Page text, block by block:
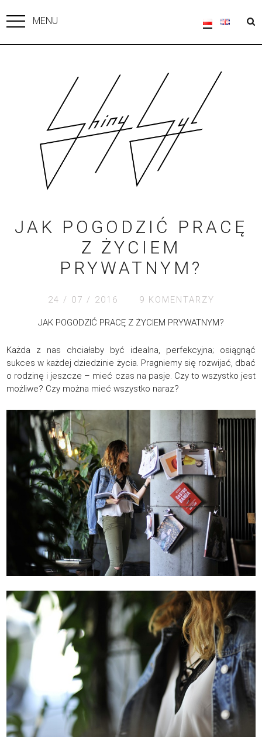
MENU
JAK POGODZIĆ PRACĘ
Z ŻYCIEM
PRYWATNYM?
24 / 07 / 2016 9 KOMENTARZY
JAK POGODZIĆ PRACĘ Z ŻYCIEM PRYWATNYM?
Każda z nas chciałaby być idealna, perfekcyjna; osiągnąć
sukces w każdej dziedzinie życia. Pragniemy się rozwijać, dbać
o rodzinę i jeszcze – mieć czas na pasje. Czy to wszystko jest
możliwe? Czy można mieć wszystko naraz?